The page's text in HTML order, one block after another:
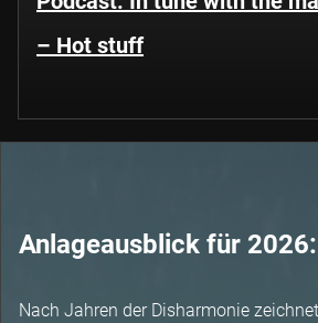
– Hot stuff
Anlageausblick für
Nach Jahren der Disharmonie